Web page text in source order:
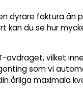
dyrare faktura
kan du se hur
avdraget, vilket
som vi
årliga maximala